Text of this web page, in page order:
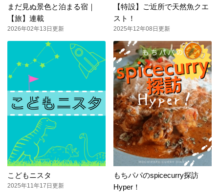
まだ見ぬ景色と泊まる宿｜
【旅】連載
2026年02年13日更新
【特設】ご近所で天然魚クエ
スト！
2025年12年08日更新
こどもニスタ
2025年11年17日更新
もちパパのspicecurry探訪
Hyper！